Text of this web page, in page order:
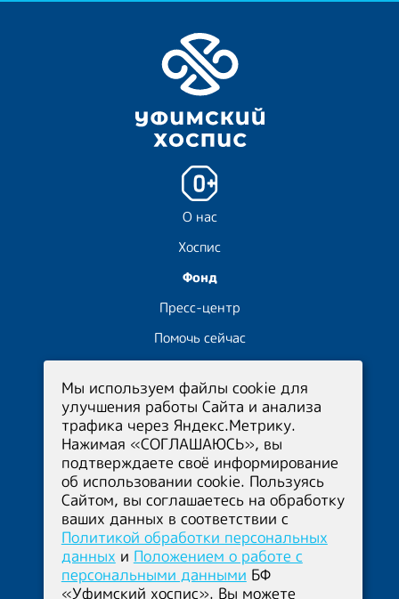
О нас
Хоспис
Фонд
Пресс-центр
Помочь сейчас
Отчёты
Приёмная +7 (347) 215-12-44
Фонд +7 (960) 380-97-50
Медицинский
координатор
(круглосуточно)
+7 (347) 299-68-36
Политика конфиденциальности
Мы используем файлы cookie для
улучшения работы Сайта и анализа
трафика через Яндекс.Метрику.
Нажимая «СОГЛАШАЮСЬ», вы
подтверждаете своё информирование
об использовании cookie. Пользуясь
Сайтом, вы соглашаетесь на обработку
ваших данных в соответствии с
Политикой обработки персональных
данных и Положением о работе с
персональными данными БФ
«Уфимский хоспис». Вы можете